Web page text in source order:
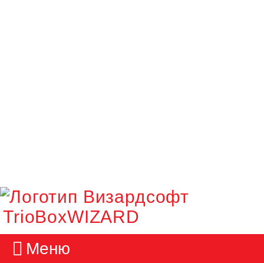
TrioBoxWIZARD
Меню